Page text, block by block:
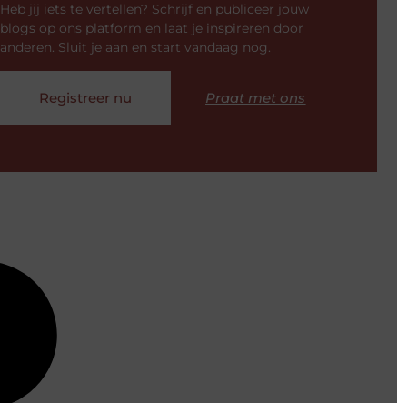
Heb jij iets te vertellen? Schrijf en publiceer jouw
blogs op ons platform en laat je inspireren door
anderen. Sluit je aan en start vandaag nog.
Registreer nu Praat met ons